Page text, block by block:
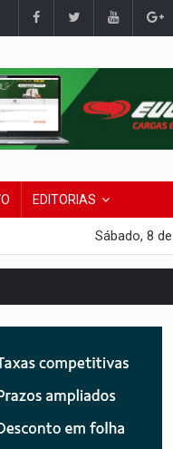
EDITORIAS
Sábado, 8